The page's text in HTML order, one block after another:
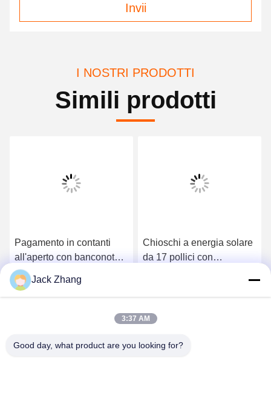
Invii
I NOSTRI PRODOTTI
Simili prodotti
Pagamento in contanti
all'aperto con banconote e
monete scanner QR
ricevuta stampante touch
screen
Ottenga il migliore prezzo
Chioschi a energia solare
da 17 pollici con
Jack Zhang
3:37 AM
Good day, what product are you looking for?